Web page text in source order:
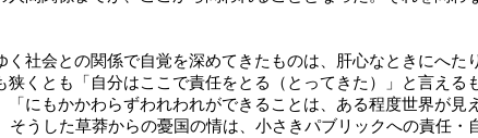
社会との関係で自覚を深めてきたものは、肝心なときにへた
くとも「自分はここで責任をとる（とってきた）」と言える
にもかかわらずわれわれができることは、ある程度世界が
うした草莽からの憂国の情は、小さきパブリックへの責任・